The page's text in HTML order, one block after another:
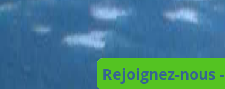
Rejoignez-nous -